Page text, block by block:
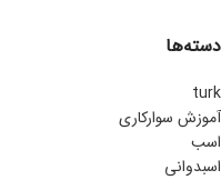
دسته‌ها
turk
آموزش سوارکاری
اسب
اسبدوانی